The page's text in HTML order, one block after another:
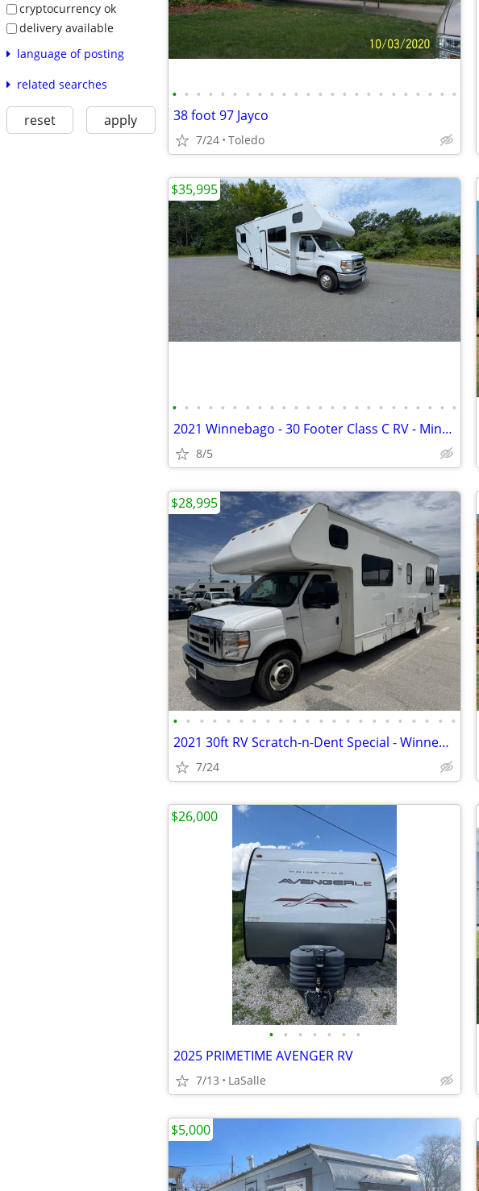
cryptocurrency ok
delivery available
language of posting
related searches
reset apply
• • • • • • • • • • • • • • • • • • • • • • • •
38 foot 97 Jayco
7/24 Toledo
• • • • • • • • • • • • • • • • • • • • • • • •
2021 Winnebago - 30 Footer Class C RV - Minnie Winnie
8/5
$35,995
• • • • • • • • • • • • • • • • • • • • • •
2021 30ft RV Scratch-n-Dent Special - Winnebago
7/24
$28,995
• • • • • • •
2025 PRIMETIME AVENGER RV
7/13 LaSalle
$26,000
$5,000